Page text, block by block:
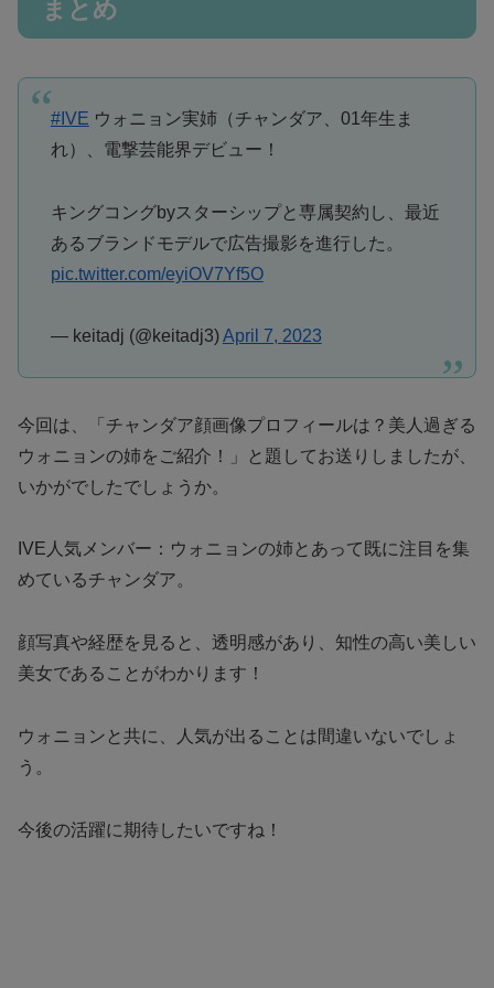
まとめ
#IVE ウォニョン実姉（チャンダア、01年生ま
れ）、電撃芸能界デビュー！
キングコングbyスターシップと専属契約し、最近
あるブランドモデルで広告撮影を進行した。
pic.twitter.com/eyiOV7Yf5O
— keitadj (@keitadj3)April 7, 2023
今回は、「チャンダア顔画像プロフィールは？美人過ぎる
ウォニョンの姉をご紹介！」と題してお送りしましたが、
いかがでしたでしょうか。
IVE人気メンバー：ウォニョンの姉とあって既に注目を集
めているチャンダア。
顔写真や経歴を見ると、透明感があり、知性の高い美しい
美女であることがわかります！
ウォニョンと共に、人気が出ることは間違いないでしょ
う。
今後の活躍に期待したいですね！